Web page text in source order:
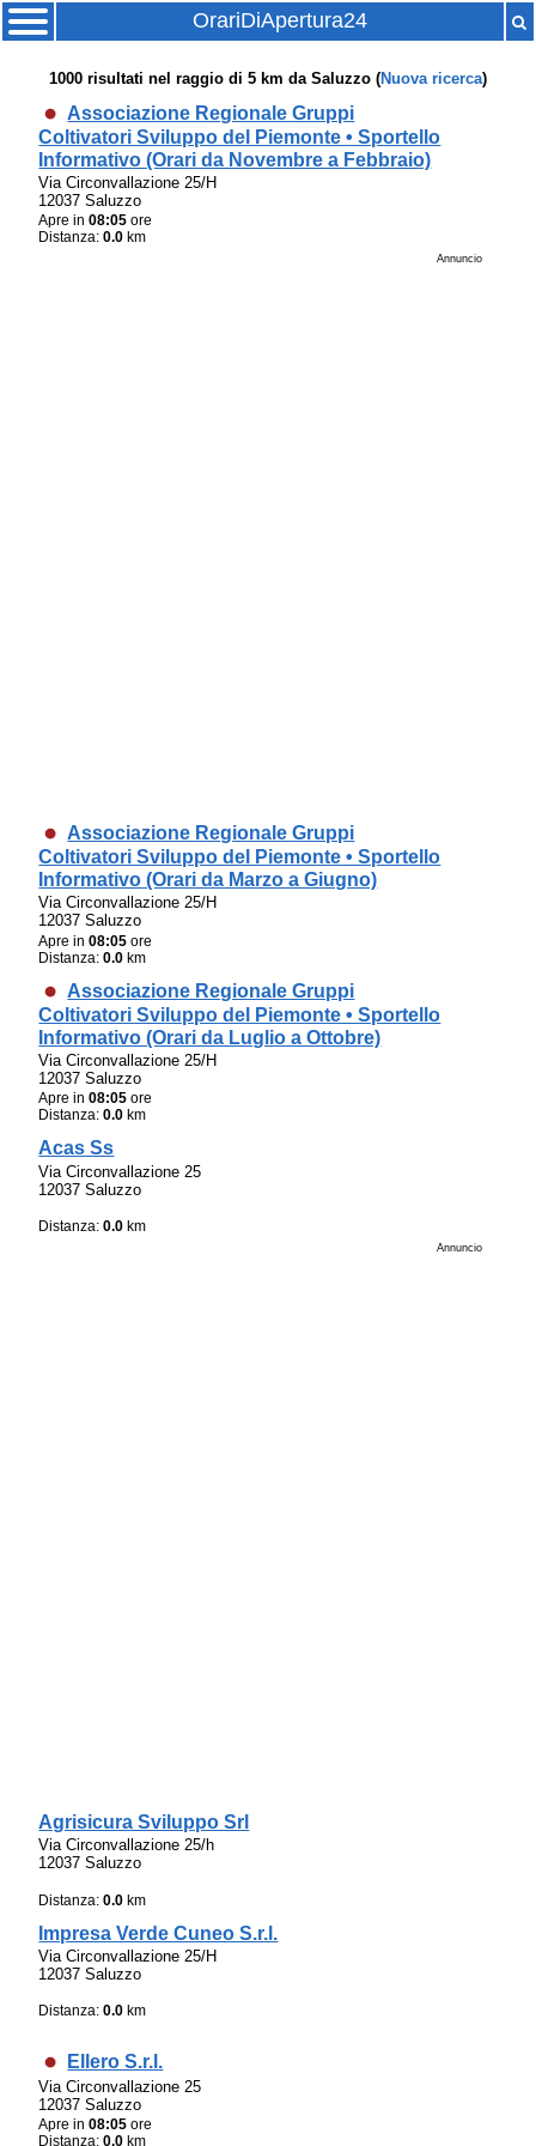
OrariDiApertura24
1000 risultati nel raggio di 5 km da Saluzzo (Nuova ricerca)
Associazione Regionale Gruppi
Coltivatori Sviluppo del Piemonte • Sportello
Informativo (Orari da Novembre a Febbraio)
Via Circonvallazione 25/H
12037 Saluzzo
Apre in08:05 ore
Distanza:0.0 km
Annuncio
Associazione Regionale Gruppi
Coltivatori Sviluppo del Piemonte • Sportello
Informativo (Orari da Marzo a Giugno)
Via Circonvallazione 25/H
12037 Saluzzo
Apre in08:05 ore
Distanza:0.0 km
Associazione Regionale Gruppi
Coltivatori Sviluppo del Piemonte • Sportello
Informativo (Orari da Luglio a Ottobre)
Via Circonvallazione 25/H
12037 Saluzzo
Apre in08:05 ore
Distanza:0.0 km
Acas Ss
Via Circonvallazione 25
12037 Saluzzo
Distanza:0.0 km
Annuncio
Agrisicura Sviluppo Srl
Via Circonvallazione 25/h
12037 Saluzzo
Distanza:0.0 km
Impresa Verde Cuneo S.r.l.
Via Circonvallazione 25/H
12037 Saluzzo
Distanza:0.0 km
Ellero S.r.l.
Via Circonvallazione 25
12037 Saluzzo
Apre in08:05 ore
Distanza:0.0 km